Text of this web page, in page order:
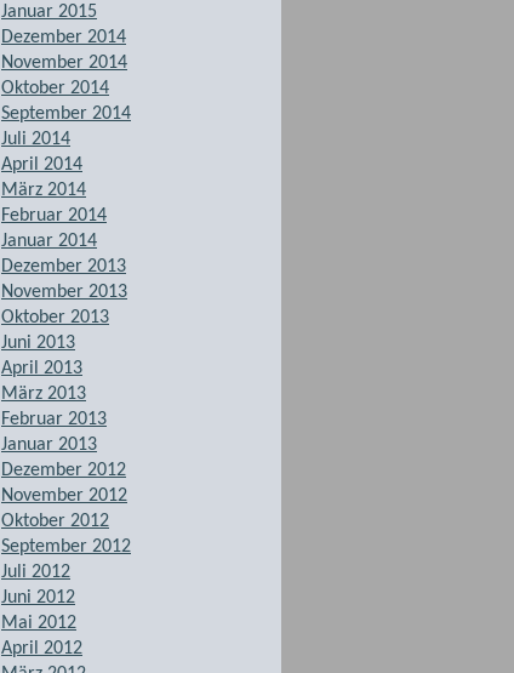
Januar 2015
Dezember 2014
November 2014
Oktober 2014
September 2014
Juli 2014
April 2014
März 2014
Februar 2014
Januar 2014
Dezember 2013
November 2013
Oktober 2013
Juni 2013
April 2013
März 2013
Februar 2013
Januar 2013
Dezember 2012
November 2012
Oktober 2012
September 2012
Juli 2012
Juni 2012
Mai 2012
April 2012